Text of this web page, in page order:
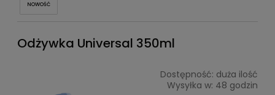
NOWOŚĆ
Odżywka Universal 350ml
Dostępność: duża ilość
Wysyłka w: 48 godzin